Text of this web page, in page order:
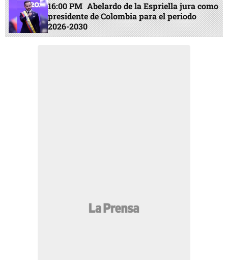
16:00 PM Abelardo de la Espriella jura como
presidente de Colombia para el periodo
2026-2030